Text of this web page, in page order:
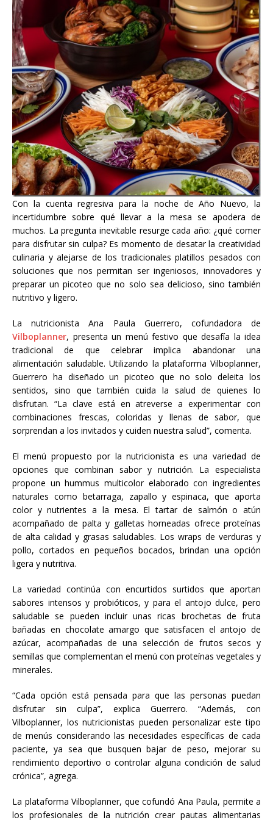
Con la cuenta regresiva para la noche de Año Nuevo, la
incertidumbre sobre qué llevar a la mesa se apodera de
muchos. La pregunta inevitable resurge cada año: ¿qué comer
para disfrutar sin culpa? Es momento de desatar la creatividad
culinaria y alejarse de los tradicionales platillos pesados con
soluciones que nos permitan ser ingeniosos, innovadores y
preparar un picoteo que no solo sea delicioso, sino también
nutritivo y ligero.
La nutricionista Ana Paula Guerrero, cofundadora de
Vilboplanner, presenta un menú festivo que desafía la idea
tradicional de que celebrar implica abandonar una
alimentación saludable. Utilizando la plataforma Vilboplanner,
Guerrero ha diseñado un picoteo que no solo deleita los
sentidos, sino que también cuida la salud de quienes lo
disfrutan. “La clave está en atreverse a experimentar con
combinaciones frescas, coloridas y llenas de sabor, que
sorprendan a los invitados y cuiden nuestra salud”, comenta.
El menú propuesto por la nutricionista es una variedad de
opciones que combinan sabor y nutrición. La especialista
propone un hummus multicolor elaborado con ingredientes
naturales como betarraga, zapallo y espinaca, que aporta
color y nutrientes a la mesa. El tartar de salmón o atún
acompañado de palta y galletas horneadas ofrece proteínas
de alta calidad y grasas saludables. Los wraps de verduras y
pollo, cortados en pequeños bocados, brindan una opción
ligera y nutritiva.
La variedad continúa con encurtidos surtidos que aportan
sabores intensos y probióticos, y para el antojo dulce, pero
saludable se pueden incluir unas ricas brochetas de fruta
bañadas en chocolate amargo que satisfacen el antojo de
azúcar, acompañadas de una selección de frutos secos y
semillas que complementan el menú con proteínas vegetales y
minerales.
“Cada opción está pensada para que las personas puedan
disfrutar sin culpa”, explica Guerrero. “Además, con
Vilboplanner, los nutricionistas pueden personalizar este tipo
de menús considerando las necesidades específicas de cada
paciente, ya sea que busquen bajar de peso, mejorar su
rendimiento deportivo o controlar alguna condición de salud
crónica”, agrega.
La plataforma Vilboplanner, que cofundó Ana Paula, permite a
los profesionales de la nutrición crear pautas alimentarias